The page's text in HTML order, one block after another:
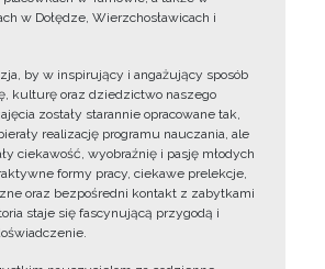
w Dołędze, Wierzchosławicach i
by w inspirujący i angażujący sposób
kulturę oraz dziedzictwo naszego
zostały starannie opracowane tak,
realizację programu nauczania, ale
ciekawość, wyobraźnię i pasję młodych
formy pracy, ciekawe prelekcje,
oraz bezpośredni kontakt z zabytkami
staje się fascynującą przygodą i